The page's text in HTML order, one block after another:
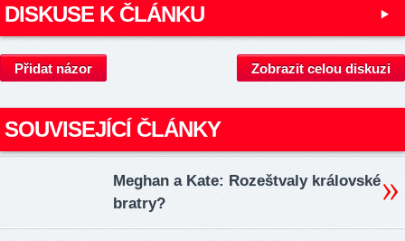
DISKUSE K ČLÁNKU
Přidat názor Zobrazit celou diskuzi
SOUVISEJÍCÍ ČLÁNKY
Meghan a Kate: Rozeštvaly královské
bratry?